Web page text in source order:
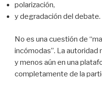
polarización,
y degradación del debate.
No es una cuestión de
incómodas”. La autoridad
y menos aún en una
completamente de la